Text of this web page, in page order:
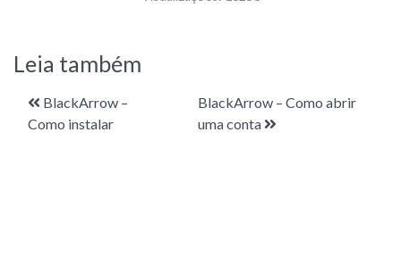
Leia também
BlackArrow –
Como instalar
BlackArrow – Como abrir
uma conta